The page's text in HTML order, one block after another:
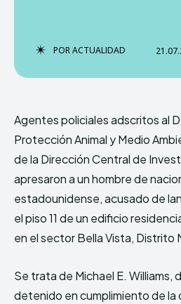
PORACTUALIDAD
Agentes policiales adscritos al
Protección Animal y Medio
de la Dirección Central de
apresaron a un hombre de
estadounidense, acusado de
el piso 11 de un edificio
en el sector Bella Vista, Distrito
Se trata de Michael E. Williams,
detenido en cumplimiento de la